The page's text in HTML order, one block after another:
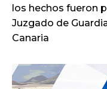
los hechos fueron
Juzgado de
Canaria